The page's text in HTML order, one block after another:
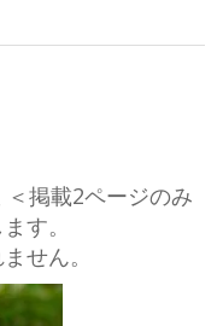
＜掲載2ページのみ
す。
せん。